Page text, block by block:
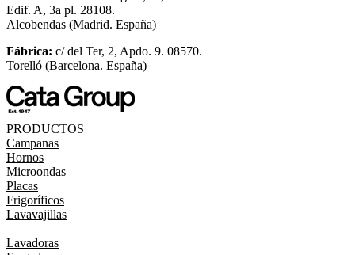
Edif. A, 3a pl. 28108.
Alcobendas (Madrid. España)
Fábrica: c/ del Ter, 2, Apdo. 9. 08570.
Torelló (Barcelona. España)
PRODUCTOS
Campanas
Hornos
Microondas
Placas
Frigoríficos
Lavavajillas
Lavadoras